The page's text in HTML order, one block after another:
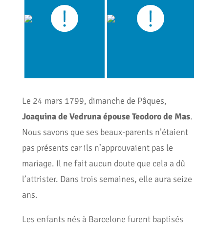
Le 24 mars 1799, dimanche de Pâques,
Joaquina de Vedruna épouse Teodoro de Mas.
Nous savons que ses beaux-parents n’étaient
pas présents car ils n’approuvaient pas le
mariage. Il ne fait aucun doute que cela a dû
l’attrister. Dans trois semaines, elle aura seize
ans.
Les enfants nés à Barcelone furent baptisés